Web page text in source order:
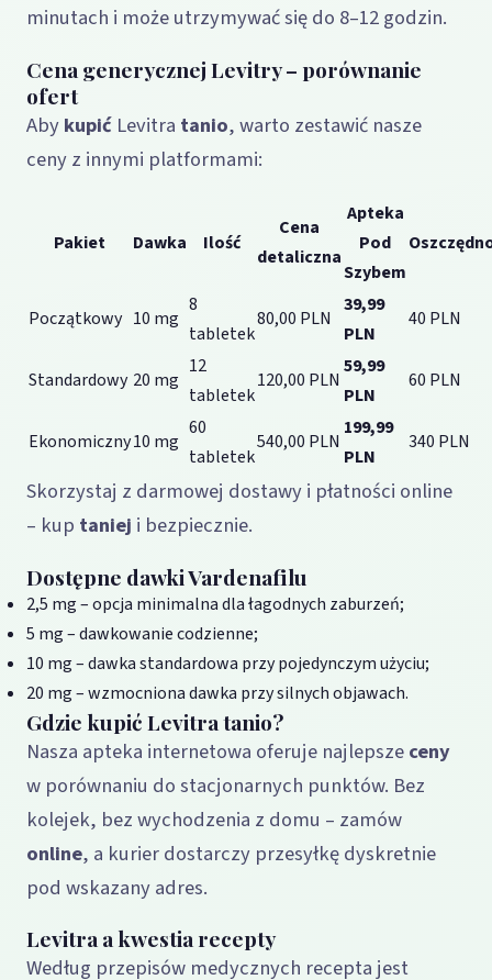
minutach i może utrzymywać się do 8–12 godzin.
Cena generycznej Levitry – porównanie
ofert
Abykupić Levitra tanio, warto zestawić nasze
ceny z innymi platformami:
Pakiet Dawka Ilość
Cena
detaliczna
Apteka
Pod
Szybem
Początkowy 10 mg
8
tabletek
80,00 PLN
39,99
PLN
40 PLN
Standardowy 20 mg
12
tabletek
120,00 PLN
59,99
PLN
60 PLN
Ekonomiczny10 mg
60
tabletek
540,00 PLN
199,99
PLN
340 PLN
Skorzystaj z darmowej dostawy i płatności online
– kup taniej i bezpiecznie.
Dostępne dawki Vardenafilu
2,5 mg – opcja minimalna dla łagodnych zaburzeń;
5 mg – dawkowanie codzienne;
10 mg – dawka standardowa przy pojedynczym użyciu;
20 mg – wzmocniona dawka przy silnych objawach.
Gdzie kupić Levitra tanio?
Nasza apteka internetowa oferuje najlepszeceny
w porównaniu do stacjonarnych punktów. Bez
kolejek, bez wychodzenia z domu – zamów
online, a kurier dostarczy przesyłkę dyskretnie
pod wskazany adres.
Levitra a kwestia recepty
Według przepisów medycznych recepta jest